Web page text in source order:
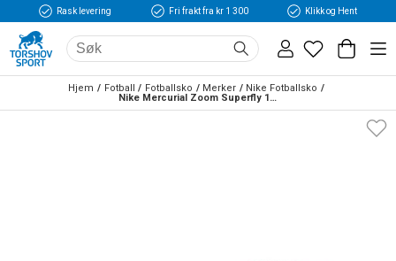
Rask levering Fri frakt fra kr 1 300 Klikk og Hent
Hjem Fotball Fotballsko Merker
Nike Fotballsko
Nike Mercurial Zoom Superfly 10 Academy TF Fotballsko Scary Good